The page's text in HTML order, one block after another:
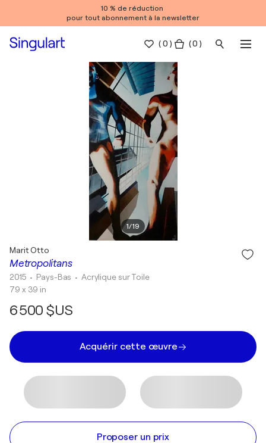
10 % de réduction
pour tout abonnement à la newsletter
(0 ) ( 0 )
1/19
Metropolitans
Marit Otto
2015 • Pays-Bas • Acrylique sur Toile
79 x 39 in
6 500 $US
Acquérir cette œuvre
Proposer un prix